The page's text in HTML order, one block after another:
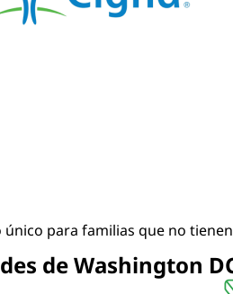
para familias que no
de Washington